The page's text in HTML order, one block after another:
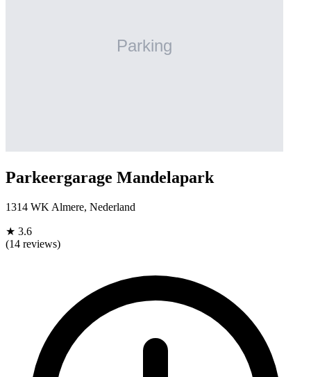
Parkeergarage Mandelapark
1314 WK Almere, Nederland
★ 3.6
(14 reviews)